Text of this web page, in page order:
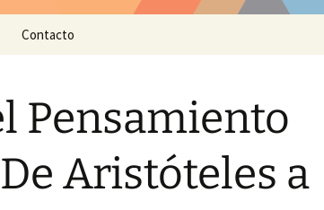
Contacto
Pensamiento
Aristóteles a